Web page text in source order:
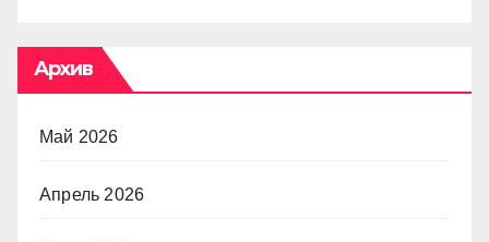
Архив
Май 2026
Апрель 2026